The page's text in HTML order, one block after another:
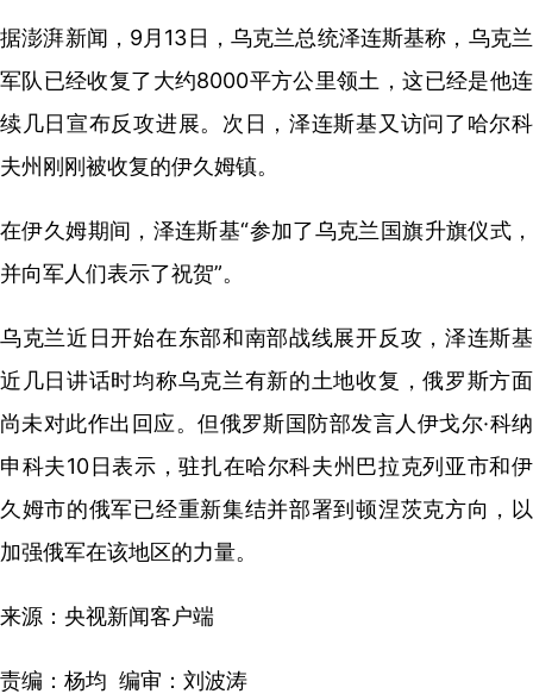
据澎湃新闻，9月13日，乌克兰总统泽连斯基称，乌克兰
军队已经收复了大约8000平方公里领土，这已经是他连
续几日宣布反攻进展。次日，泽连斯基又访问了哈尔科
夫州刚刚被收复的伊久姆镇。
在伊久姆期间，泽连斯基“参加了乌克兰国旗升旗仪式，
并向军人们表示了祝贺”。
乌克兰近日开始在东部和南部战线展开反攻，泽连斯基
近几日讲话时均称乌克兰有新的土地收复，俄罗斯方面
尚未对此作出回应。但俄罗斯国防部发言人伊戈尔·科纳
申科夫10日表示，驻扎在哈尔科夫州巴拉克列亚市和伊
久姆市的俄军已经重新集结并部署到顿涅茨克方向，以
加强俄军在该地区的力量。
来源：央视新闻客户端
责编：杨均 编审：刘波涛